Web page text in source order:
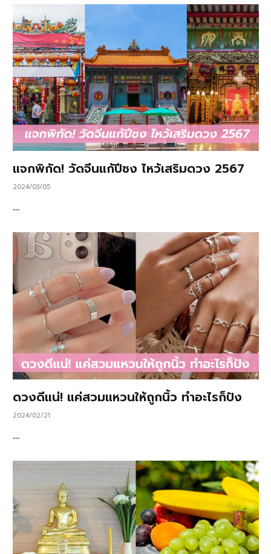
แจกพิกัด! วัดจีนแก้ปีชง ไหว้เสริมดวง 2567
2024/03/05
…
ดวงดีแน่! แค่สวมแหวนให้ถูกนิ้ว ทำอะไรก็ปัง
2024/02/21
…